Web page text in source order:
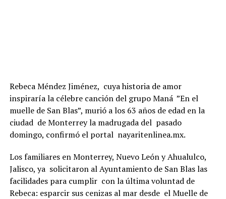
Rebeca Méndez Jiménez, cuya historia de amor
inspiraría la célebre canción del grupo Maná ”En el
muelle de San Blas”, murió a los 63 años de edad en la
ciudad de Monterrey la madrugada del pasado
domingo, confirmó el portal nayaritenlinea.mx.
Los familiares en Monterrey, Nuevo León y Ahualulco,
Jalisco, ya solicitaron al Ayuntamiento de San Blas las
facilidades para cumplir con la última voluntad de
Rebeca: esparcir sus cenizas al mardesde el Muelle de